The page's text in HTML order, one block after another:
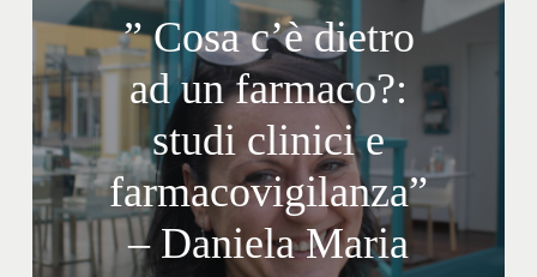
” Cosa c’è dietro
ad un farmaco?:
studi clinici e
farmacovigilanza”
– Daniela Maria